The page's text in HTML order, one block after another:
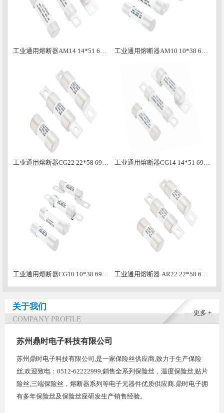
关于我们
COMPANY PROFILE
更多 +
苏州鼎时电子科技有限公司
苏州鼎时电子科技有限公司,是一家保险丝供应商,致力于生产保险
丝,欢迎致电：0512-62222999,銷售全系列保险丝，温度保险丝,贴片
险丝,三端保险丝，熔断器系列等电子元器件优质供应商.鼎时电子拥
有多年保险丝及保险丝座研发生产销售经验。